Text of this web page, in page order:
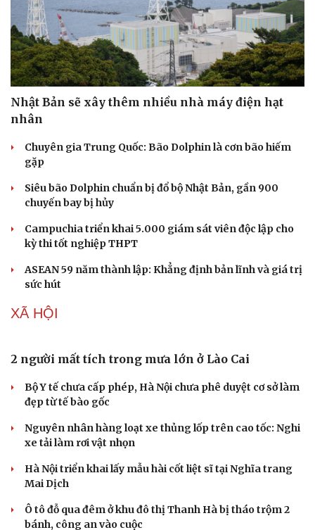
Dinh dưỡng - món ngon
Nhà đẹp
Nhật Bản sẽ xây thêm nhiều nhà máy điện hạt
nhân
Chuyên gia Trung Quốc: Bão Dolphin là cơn bão hiếm
gặp
Siêu bão Dolphin chuẩn bị đổ bộ Nhật Bản, gần 900
chuyến bay bị hủy
Campuchia triển khai 5.000 giám sát viên độc lập cho
kỳ thi tốt nghiệp THPT
ASEAN 59 năm thành lập: Khẳng định bản lĩnh và giá trị
sức hút
XÃ HỘI
2 người mất tích trong mưa lớn ở Lào Cai